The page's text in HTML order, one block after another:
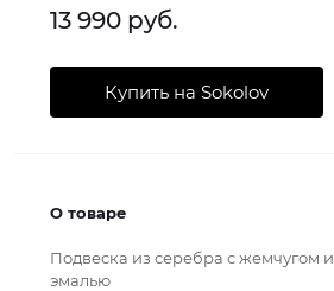
13 990 руб.
Купить на Sokolov
О товаре
Подвеска из серебра с жемчугом и
эмалью